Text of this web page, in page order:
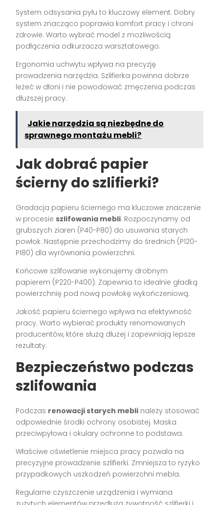
System odsysania pyłu to kluczowy element. Dobry
system znacząco poprawia komfort pracy i chroni
zdrowie. Warto wybrać model z możliwością
podłączenia odkurzacza warsztatowego.
Ergonomia uchwytu wpływa na precyzję
prowadzenia narzędzia. Szlifierka powinna dobrze
leżeć w dłoni i nie powodować zmęczenia podczas
dłuższej pracy.
Jakie narzędzia są niezbędne do
sprawnego montażu mebli?
Jak dobrać papier
ścierny do szlifierki?
Gradacja papieru ściernego ma kluczowe znaczenie
w procesie szlifowania mebli. Rozpoczynamy od
grubszych ziaren (P40-P80) do usuwania starych
powłok. Następnie przechodzimy do średnich (P120-
P180) dla wyrównania powierzchni.
Końcowe szlifowanie wykonujemy drobnym
papierem (P220-P400). Zapewnia to idealnie gładką
powierzchnię pod nową powłokę wykończeniową.
Jakość papieru ściernego wpływa na efektywność
pracy. Warto wybierać produkty renomowanych
producentów, które służą dłużej i zapewniają lepsze
rezultaty.
Bezpieczeństwo podczas
szlifowania
Podczas renowacji starych mebli należy stosować
odpowiednie środki ochrony osobistej. Maska
przeciwpyłowa i okulary ochronne to podstawa.
Właściwe oświetlenie miejsca pracy pozwala na
precyzyjne prowadzenie szlifierki. Zmniejsza to ryzyko
przypadkowych uszkodzeń powierzchni mebla.
Regularne czyszczenie urządzenia i wymiana